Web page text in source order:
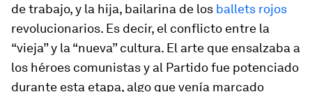
de trabajo, y la hija, bailarina de los ballets rojos
revolucionarios. Es decir, el conflicto entre la
“vieja” y la “nueva” cultura. El arte que ensalzaba a
los héroes comunistas y al Partido fue potenciado
durante esta etapa, algo que venía marcado